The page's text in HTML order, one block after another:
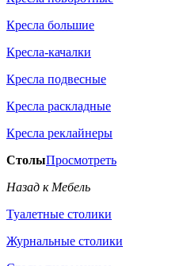
Кресла большие
Кресла-качалки
Кресла подвесные
Кресла раскладные
Кресла реклайнеры
СтолыПросмотреть
Назад к Мебель
Туалетные столики
Журнальные столики